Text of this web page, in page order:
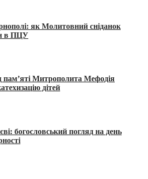
як Молитовний сніданок
в ПЦУ
Митрополита Мефодія
дітей
богословський погляд на день